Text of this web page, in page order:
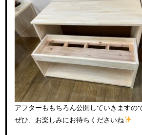
アフターももちろん公開していきますの
ぜひ、お楽しみにお待ちくださいね